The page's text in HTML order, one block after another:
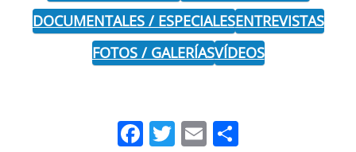
DOCUMENTALES / ESPECIALESENTREVISTAS
FOTOS / GALERÍASVÍDEOS
Facebook
Twitter
Email